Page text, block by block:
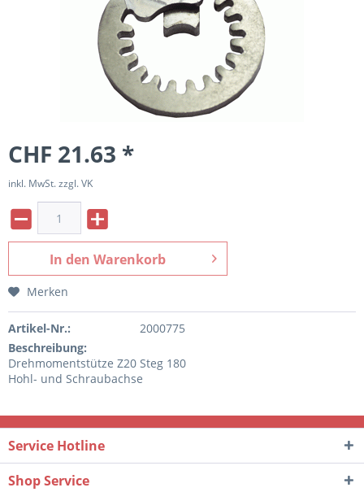
CHF 21.63 *
inkl. MwSt. zzgl. VK
In den Warenkorb
Merken
Artikel-Nr.:
2000775
Beschreibung:
Drehmomentstütze Z20 Steg 180
Hohl- und Schraubachse
Service Hotline
Shop Service